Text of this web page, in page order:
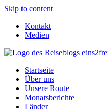
Skip to content
Kontakt
Medien
Startseite
Über uns
Unsere Route
Monatsberichte
Länder